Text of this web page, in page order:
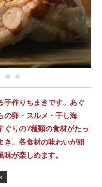
手作りちまきです。あぐ
の卵・スルメ・干し海
ぐりの7種類の食材がたっ
き。各食材の味わいが組
が楽しめます。